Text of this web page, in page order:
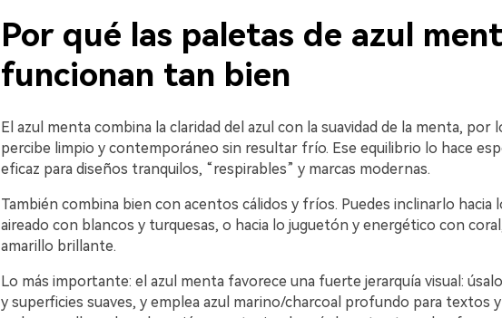
Por qué las paletas de azul
funcionan tan bien
El azul menta combina la claridad del azul con la suavidad de la menta, por
percibe limpio y contemporáneo sin resultar frío. Ese equilibrio lo hace
eficaz para diseños tranquilos, “respirables” y marcas modernas.
También combina bien con acentos cálidos y fríos. Puedes inclinarlo hacia
aireado con blancos y turquesas, o hacia lo juguetón y energético con
amarillo brillante.
Lo más importante: el azul menta favorece una fuerte jerarquía visual:
y superficies suaves, y emplea azul marino/charcoal profundo para textos